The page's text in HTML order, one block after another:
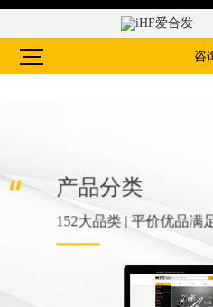
咨
产品分类
152大品类 | 平价优品满